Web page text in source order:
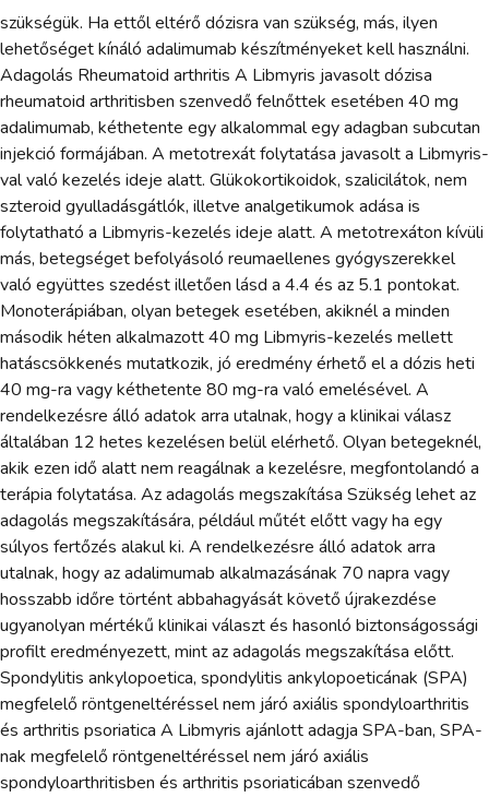
szükségük. Ha ettől eltérő dózisra van szükség, más, ilyen
lehetőséget kínáló adalimumab készítményeket kell használni.
Adagolás Rheumatoid arthritis A Libmyris javasolt dózisa
rheumatoid arthritisben szenvedő felnőttek esetében 40 mg
adalimumab, kéthetente egy alkalommal egy adagban subcutan
injekció formájában. A metotrexát folytatása javasolt a Libmyris-
val való kezelés ideje alatt. Glükokortikoidok, szalicilátok, nem
szteroid gyulladásgátlók, illetve analgetikumok adása is
folytatható a Libmyris-kezelés ideje alatt. A metotrexáton kívüli
más, betegséget befolyásoló reumaellenes gyógyszerekkel
való együttes szedést illetően lásd a 4.4 és az 5.1 pontokat.
Monoterápiában, olyan betegek esetében, akiknél a minden
második héten alkalmazott 40 mg Libmyris-kezelés mellett
hatáscsökkenés mutatkozik, jó eredmény érhető el a dózis heti
40 mg-ra vagy kéthetente 80 mg-ra való emelésével. A
rendelkezésre álló adatok arra utalnak, hogy a klinikai válasz
általában 12 hetes kezelésen belül elérhető. Olyan betegeknél,
akik ezen idő alatt nem reagálnak a kezelésre, megfontolandó a
terápia folytatása. Az adagolás megszakítása Szükség lehet az
adagolás megszakítására, például műtét előtt vagy ha egy
súlyos fertőzés alakul ki. A rendelkezésre álló adatok arra
utalnak, hogy az adalimumab alkalmazásának 70 napra vagy
hosszabb időre történt abbahagyását követő újrakezdése
ugyanolyan mértékű klinikai választ és hasonló biztonságossági
profilt eredményezett, mint az adagolás megszakítása előtt.
Spondylitis ankylopoetica, spondylitis ankylopoeticának (SPA)
megfelelő röntgeneltéréssel nem járó axiális spondyloarthritis
és arthritis psoriatica A Libmyris ajánlott adagja SPA-ban, SPA-
nak megfelelő röntgeneltéréssel nem járó axiális
spondyloarthritisben és arthritis psoriaticában szenvedő